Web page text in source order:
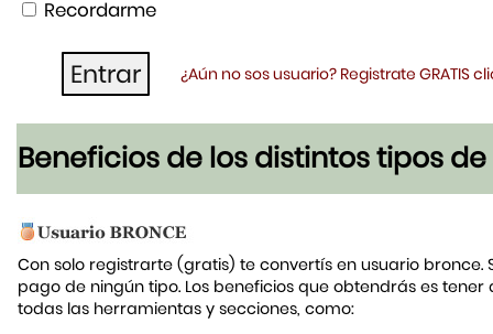
Recordarme
¿Aún no sos usuario? Registrate GRATIS
Beneficios de los distintos tipos de
Con solo registrarte (gratis) te convertís en usuario bronce.
pago de ningún tipo. Los beneficios que obtendrás es tener
todas las herramientas y secciones, como: